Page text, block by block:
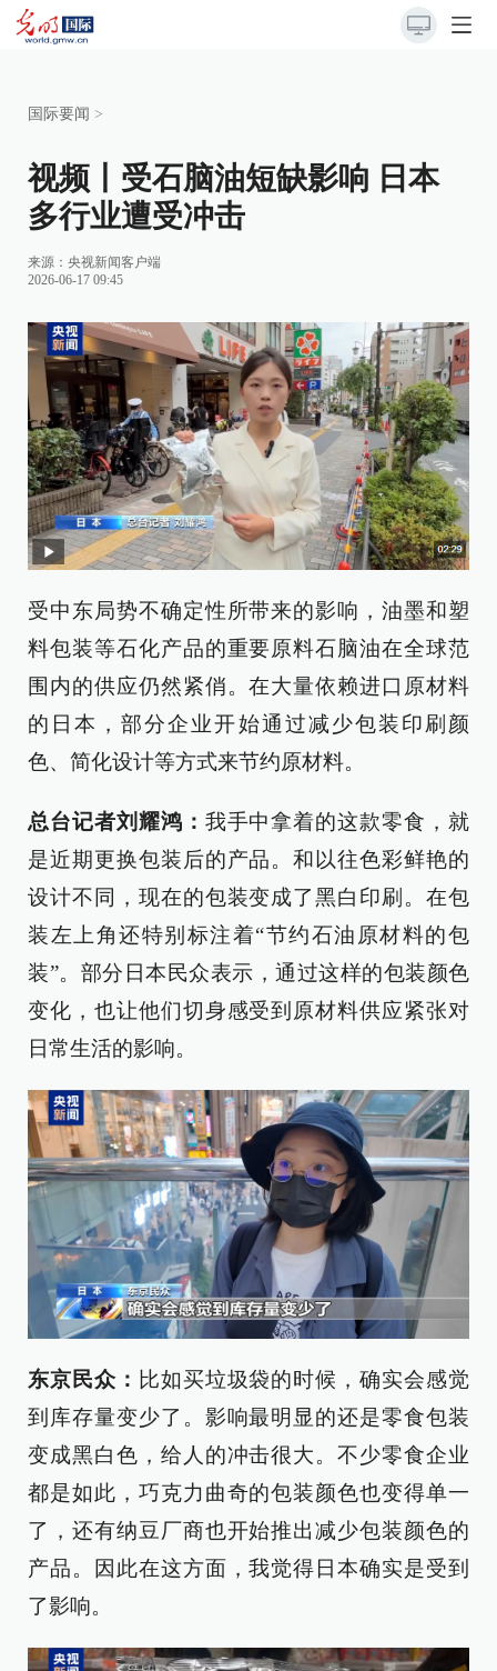
国际要闻 >
视频丨受石脑油短缺影响 日本
多行业遭受冲击
来源： 央视新闻客户端
2026-06-17 09:45
受中东局势不确定性所带来的影响，油墨和塑
料包装等石化产品的重要原料石脑油在全球范
围内的供应仍然紧俏。在大量依赖进口原材料
的日本，部分企业开始通过减少包装印刷颜
色、简化设计等方式来节约原材料。
总台记者刘耀鸿： 我手中拿着的这款零食，就
是近期更换包装后的产品。和以往色彩鲜艳的
设计不同，现在的包装变成了黑白印刷。在包
装左上角还特别标注着“节约石油原材料的包
装”。部分日本民众表示，通过这样的包装颜色
变化，也让他们切身感受到原材料供应紧张对
日常生活的影响。
东京民众： 比如买垃圾袋的时候，确实会感觉
到库存量变少了。影响最明显的还是零食包装
变成黑白色，给人的冲击很大。不少零食企业
都是如此，巧克力曲奇的包装颜色也变得单一
了，还有纳豆厂商也开始推出减少包装颜色的
产品。因此在这方面，我觉得日本确实是受到
了影响。